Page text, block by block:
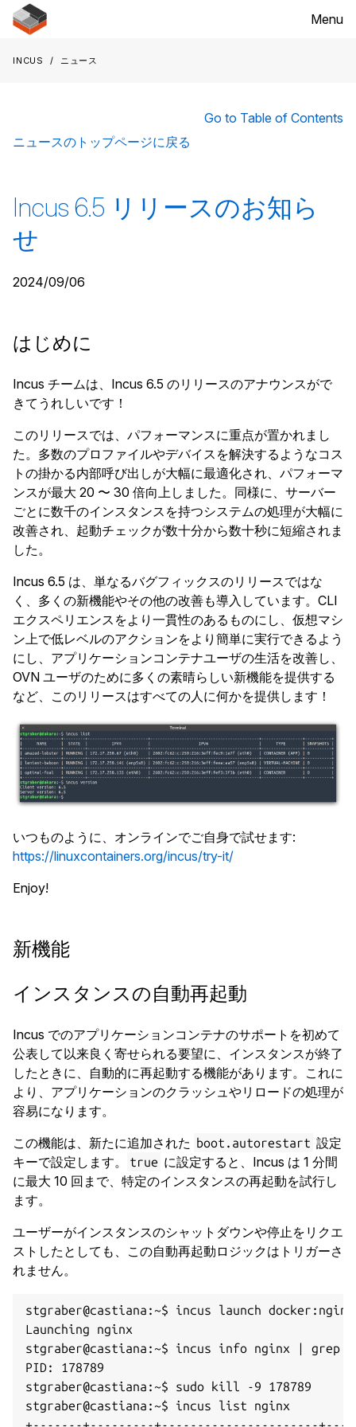
Menu
Incus ニュース
Go to Table of Contents
ニュースのトップページに戻る
Incus 6.5 リリースのお知ら
せ
2024/09/06
はじめに
Incus チームは、Incus 6.5 のリリースのアナウンスがで
きてうれしいです！
このリリースでは、パフォーマンスに重点が置かれまし
た。多数のプロファイルやデバイスを解決するようなコス
トの掛かる内部呼び出しが大幅に最適化され、パフォーマ
ンスが最大 20 〜 30 倍向上しました。同様に、サーバー
ごとに数千のインスタンスを持つシステムの処理が大幅に
改善され、起動チェックが数十分から数十秒に短縮されま
した。
Incus 6.5 は、単なるバグフィックスのリリースではな
く、多くの新機能やその他の改善も導入しています。CLI
エクスペリエンスをより一貫性のあるものにし、仮想マシ
ン上で低レベルのアクションをより簡単に実行できるよう
にし、アプリケーションコンテナユーザの生活を改善し、
OVN ユーザのために多くの素晴らしい新機能を提供する
など、このリリースはすべての人に何かを提供します！
いつものように、オンラインでご自身で試せます:
https://linuxcontainers.org/incus/try-it/
Enjoy!
新機能
インスタンスの自動再起動
Incus でのアプリケーションコンテナのサポートを初めて
公表して以来良く寄せられる要望に、インスタンスが終了
したときに、自動的に再起動する機能があります。これに
より、アプリケーションのクラッシュやリロードの処理が
容易になります。
この機能は、新たに追加された boot.autorestart 設定
キーで設定します。
true に設定すると、Incus は 1 分間
に最大 10 回まで、特定のインスタンスの再起動を試行し
ます。
ユーザーがインスタンスのシャットダウンや停止をリクエ
ストしたとしても、この自動再起動ロジックはトリガーさ
れません。
stgraber@castiana:~$ incus launch
Launching nginx
stgraber@castiana:~$ incus info nginx | grep
PID: 178789
stgraber@castiana:~$ sudo kill -9 178789
stgraber@castiana:~$ incus list nginx